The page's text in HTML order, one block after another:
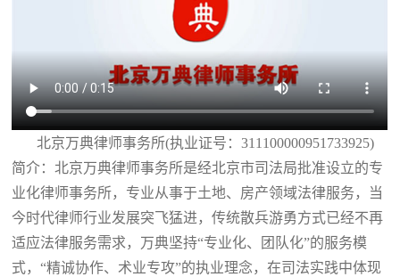
北京万典律师事务所(执业证号：311100000951733925)
简介：北京万典律师事务所是经北京市司法局批准设立的专
业化律师事务所，专业从事于土地、房产领域法律服务，当
今时代律师行业发展突飞猛进，传统散兵游勇方式已经不再
适应法律服务需求，万典坚持“专业化、团队化”的服务模
式，“精诚协作、术业专攻”的执业理念，在司法实践中体现